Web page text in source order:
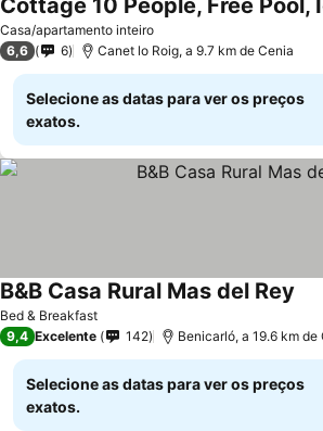
Casa/apartamento inteiro
6,6 6 Canet lo Roig, a 9.7 km de Cenia
Selecione as datas para ver os preços
exatos.
Bed & Breakfast
B&B Casa Rural Mas del Rey
9,4 Excelente 142 Benicarló, a 19.6 km de
Selecione as datas para ver os preços
exatos.